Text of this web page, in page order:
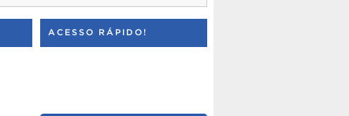
ACESSO RÁPIDO!